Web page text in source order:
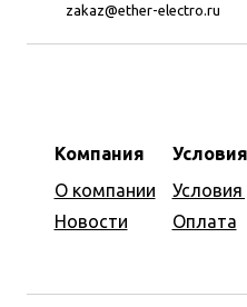
zakaz@ether-electro.ru
Компания
О компании
Новости
Условия
Оплата